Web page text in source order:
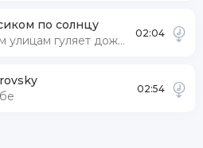
по солнцу
А по темным улицам гуляет дождь капли по твоим щекам
02:04
02:54